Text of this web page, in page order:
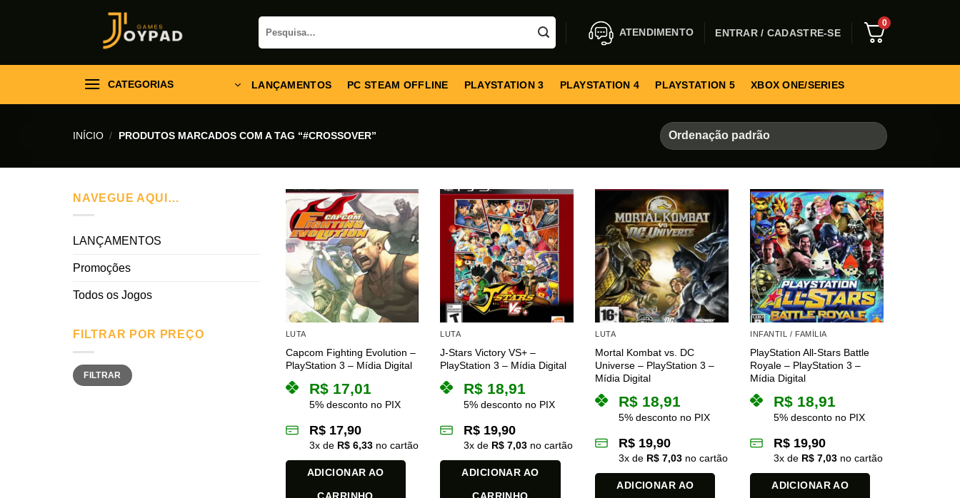
Pesquisar
por:
ATENDIMENTO ENTRAR / CADASTRE-SE
0
CATEGORIAS LANÇAMENTOS PC STEAM OFFLINE PLAYSTATION 3 PLAYSTATION 4 PLAYSTATION 5 XBOX ONE/SERIES
INÍCIO / PRODUTOS MARCADOS COM A TAG “#CROSSOVER”
NAVEGUE AQUI…
LANÇAMENTOS
Promoções
Todos os Jogos
FILTRAR POR PREÇO
Preço
mínimo
Preço
máximo
FILTRAR
LUTA
Capcom Fighting Evolution –
PlayStation 3 – Mídia Digital
R$17,01
5% desconto no PIX
R$17,90
3x de R$6,33no cartão
ADICIONAR AO
LUTA
J-Stars Victory VS+ –
PlayStation 3 – Mídia Digital
R$ 18,91
5% desconto no PIX
R$ 19,90
3x de R$ 7,03 no cartão
ADICIONAR AO
LUTA
Mortal Kombat vs. DC
Universe – PlayStation 3 –
Mídia Digital
R$ 18,91
5% desconto no PIX
R$ 19,90
3x de R$ 7,03 no cartão
ADICIONAR AO
INFANTIL / FAMÍLIA
PlayStation All-Stars Battle
Royale – PlayStation 3 –
Mídia Digital
R$ 18,91
5% desconto no PIX
R$ 19,90
3x de R$ 7,03 no cartão
ADICIONAR AO